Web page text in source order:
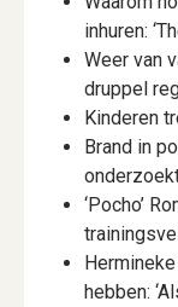
inhuren:
Weer van
druppel
Kinderen
Brand in
‘Pocho’
hebben: